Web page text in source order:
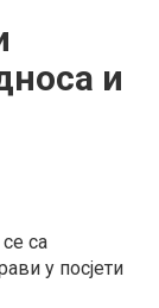
и
са
у посјети